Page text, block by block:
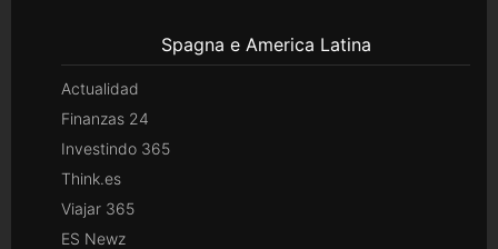
Spagna e America Latina
Actualidad
Finanzas 24
Investindo 365
Think.es
Viajar 365
ES Newz